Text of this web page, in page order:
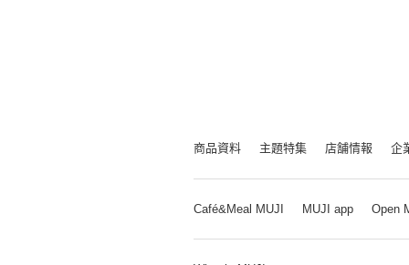
商品資料 主題特集 店舗情報 企
Café&Meal MUJI MUJI app Open